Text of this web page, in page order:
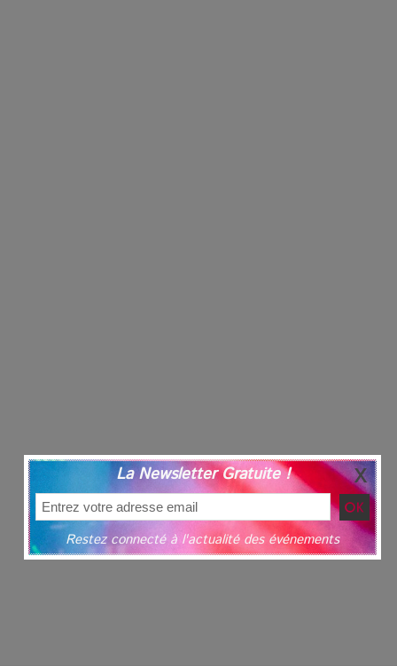
La Newsletter Gratuite !
Restez connecté à l'actualité des événements